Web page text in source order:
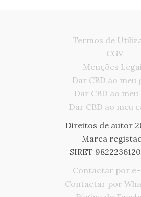
Termos de
CGV
Menções
Dar CBD ao meu
Dar CBD ao meu
Dar CBD ao meu
Direitos de autor
Marca
SIRET
Contactar por
Contactar por